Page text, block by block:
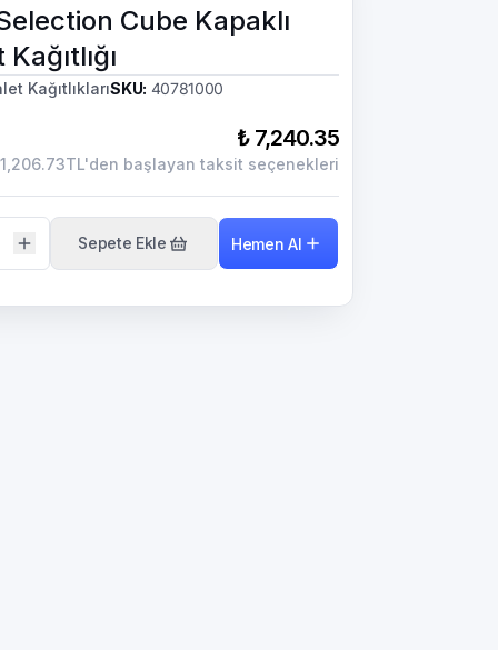
Cube Kapaklı
KağıtlıklarıSKU: 40781000
₺ 7,240.35
1,206.73TL'den başlayan taksit seçenekleri
Sepete Ekle Hemen Al